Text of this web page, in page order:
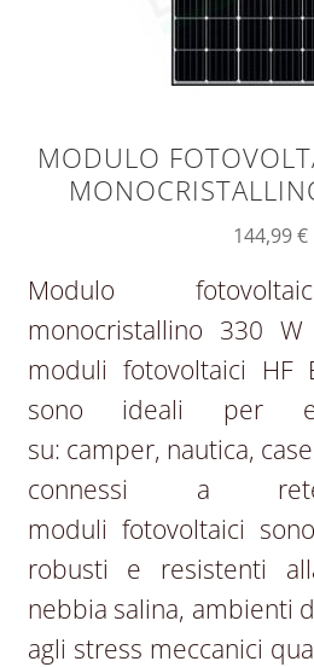
MODULO
144,99€
Modulo
monocristallino 330
moduli fotovoltaici HF
sono ideali per
su: camper, nautica,
connessi a
moduli fotovoltaici
robusti e resistenti
nebbia salina, ambienti
agli stress meccanici